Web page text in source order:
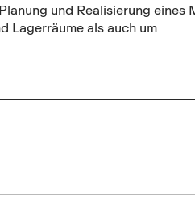
und Realisierung
Lagerräume als auch um